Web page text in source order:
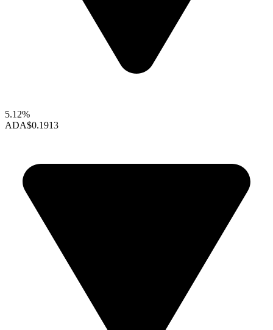
5.12%
ADA$0.1913